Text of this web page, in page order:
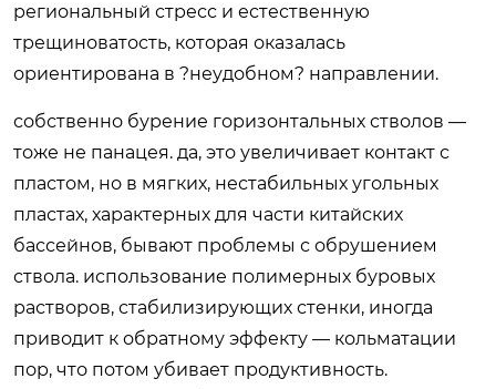
региональный стресс и естественную
трещиноватость, которая оказалась
ориентирована в ?неудобном? направлении.
собственно бурение горизонтальных стволов —
тоже не панацея. да, это увеличивает контакт с
пластом, но в мягких, нестабильных угольных
пластах, характерных для части китайских
бассейнов, бывают проблемы с обрушением
ствола. использование полимерных буровых
растворов, стабилизирующих стенки, иногда
приводит к обратному эффекту — кольматации
пор, что потом убивает продуктивность.